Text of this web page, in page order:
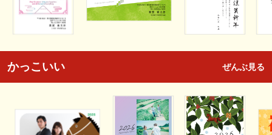
かっこいい ぜんぶ見る